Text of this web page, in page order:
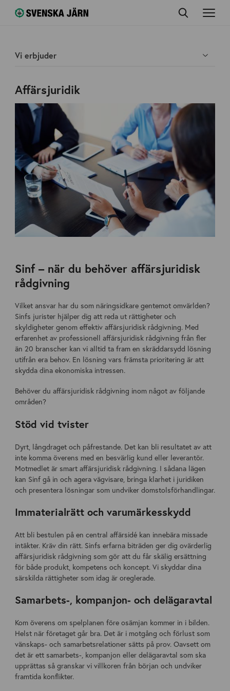
Vi erbjuder
Affärsjuridik
Sinf – när du behöver affärsjuridisk
rådgivning
Vilket ansvar har du som näringsidkare gentemot omvärlden?
Sinfs jurister hjälper dig att reda ut rättigheter och
skyldigheter genom effektiv affärsjuridisk rådgivning. Med
erfarenhet av professionell affärsjuridisk rådgivning från fler
än 20 branscher kan vi alltid ta fram en skräddarsydd lösning
utifrån era behov. En lösning vars främsta prioritering är att
skydda dina ekonomiska intressen.
Behöver du affärsjuridisk rådgivning inom något av följande
områden?
Stöd vid tvister
Dyrt, långdraget och påfrestande. Det kan bli resultatet av att
inte komma överens med en besvärlig kund eller leverantör.
Motmedlet är smart affärsjuridisk rådgivning. I sådana lägen
kan Sinf gå in och agera vägvisare, bringa klarhet i juridiken
och presentera lösningar som undviker domstolsförhandlingar.
Immaterialrätt och varumärkesskydd
Att bli bestulen på en central affärsidé kan innebära missade
intäkter. Kräv din rätt. Sinfs erfarna biträden ger dig ovärderlig
affärsjuridisk rådgivning som gör att du får skälig ersättning
för både produkt, kompetens och koncept. Vi skyddar dina
särskilda rättigheter som idag är oreglerade.
Samarbets-, kompanjon- och delägaravtal
Kom överens om spelplanen före osämjan kommer in i bilden.
Helst när företaget går bra. Det är i motgång och förlust som
vänskaps- och samarbetsrelationer sätts på prov. Oavsett om
det är ett samarbets-, kompanjon eller delägaravtal som ska
upprättas så granskar vi villkoren från början och undviker
framtida konflikter.